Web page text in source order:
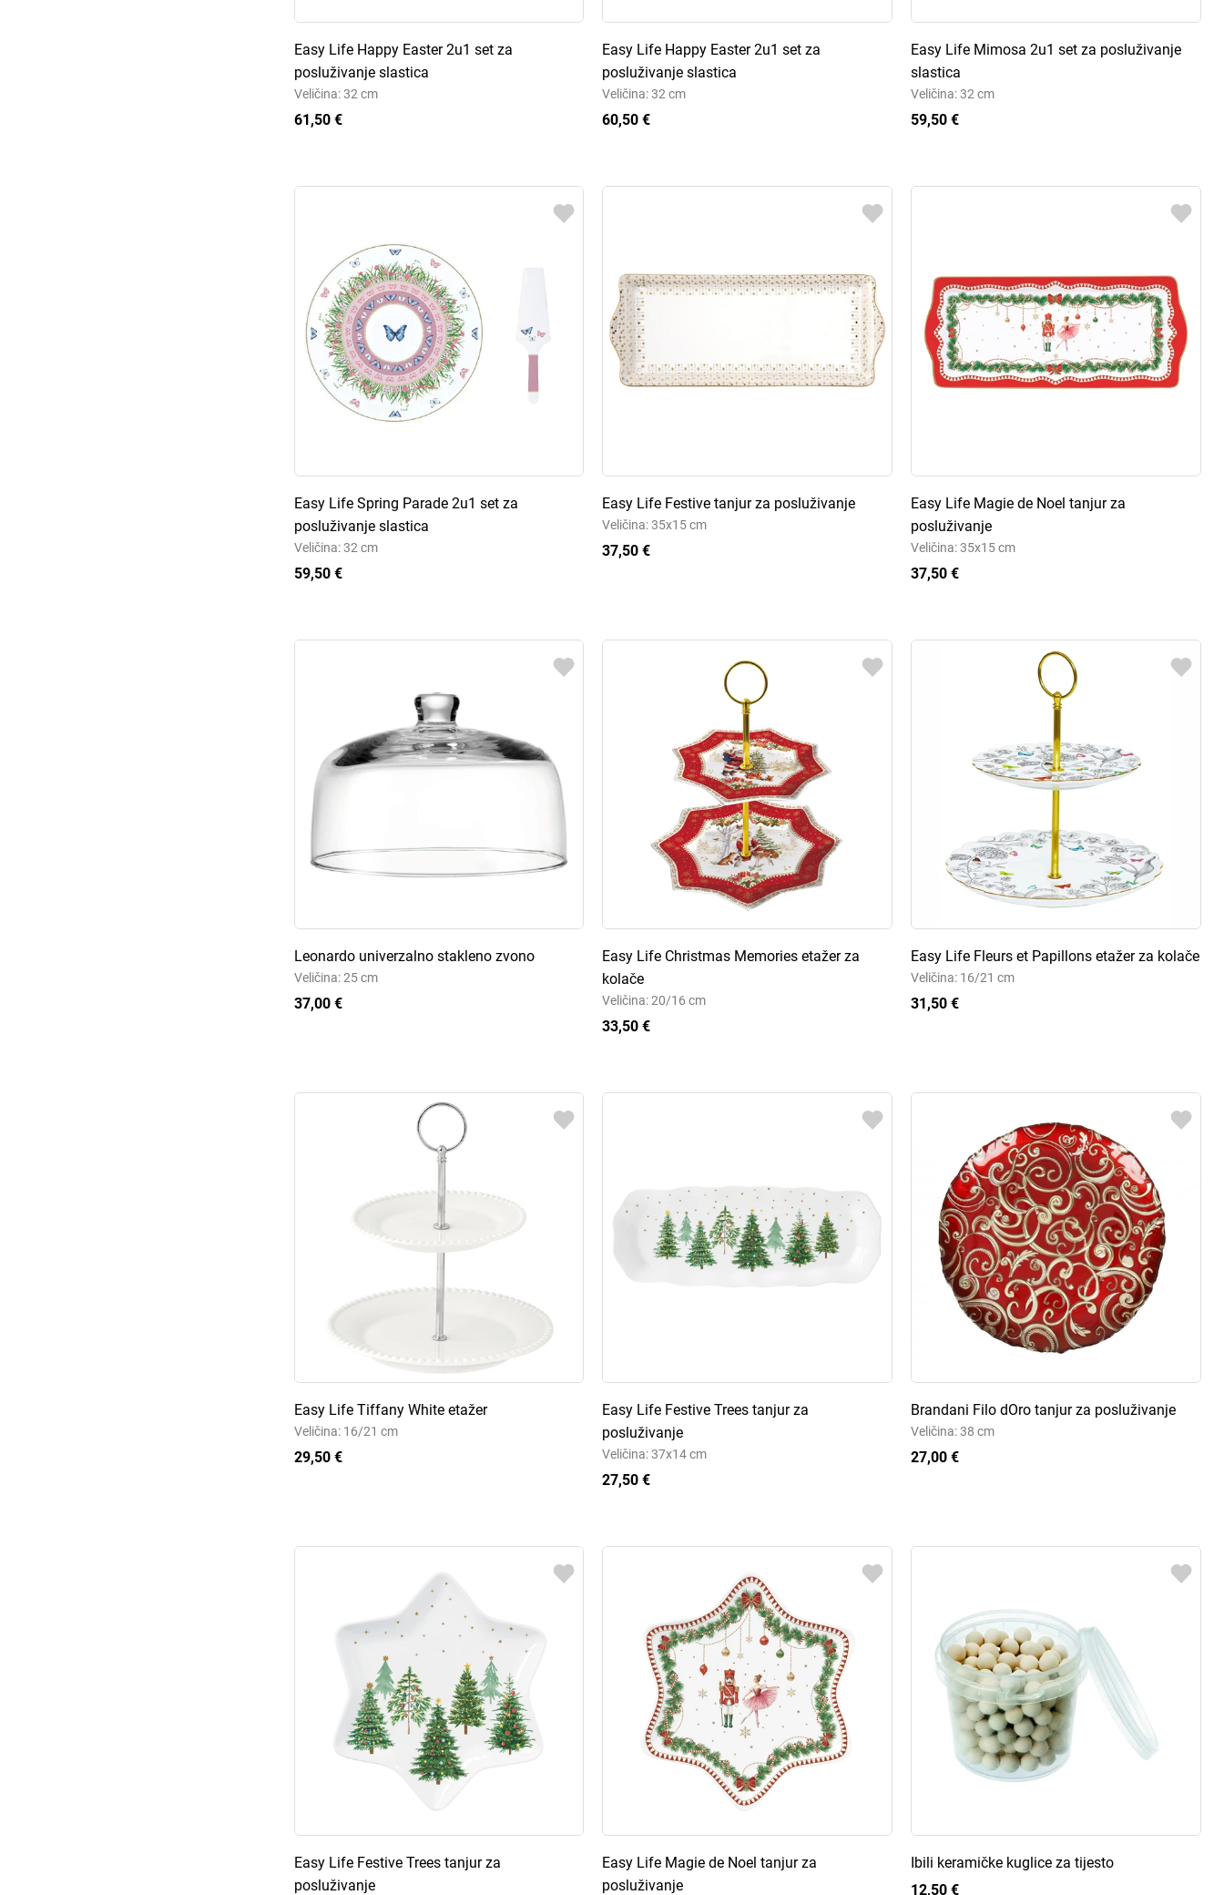
Easy Life Happy Easter 2u1 set za
posluživanje slastica
Veličina: 32 cm
61,50 €
Easy Life Happy Easter 2u1 set za
posluživanje slastica
Veličina: 32 cm
60,50 €
Easy Life Mimosa 2u1 set za posluživanje
slastica
Veličina: 32 cm
59,50 €
Easy Life Spring Parade 2u1 set za
posluživanje slastica
Veličina: 32 cm
59,50 €
Easy Life Festive tanjur za posluživanje
Veličina: 35x15 cm
37,50 €
Easy Life Magie de Noel tanjur za
posluživanje
Veličina: 35x15 cm
37,50 €
Leonardo univerzalno stakleno zvono
Veličina: 25 cm
37,00 €
Easy Life Christmas Memories etažer za
kolače
Veličina: 20/16 cm
33,50 €
Easy Life Fleurs et Papillons etažer za kolače
Veličina: 16/21 cm
31,50 €
Easy Life Tiffany White etažer
Veličina: 16/21 cm
29,50 €
Easy Life Festive Trees tanjur za
posluživanje
Veličina: 37x14 cm
27,50 €
Brandani Filo dOro tanjur za posluživanje
Veličina: 38 cm
27,00 €
Easy Life Festive Trees tanjur za
posluživanje
Easy Life Magie de Noel tanjur za
posluživanje
Ibili keramičke kuglice za tijesto
12,50 €